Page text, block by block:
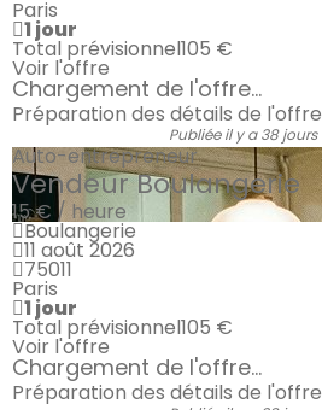
Paris
1 jour
Total prévisionnel105 €
Voir l'offre
Chargement de l'offre...
Préparation des détails de l'offre
Publiée il y a 38 jours
Auto-entrepreneur
Vendeur Boulangerie
15 € / heure
Boulangerie
11 août 2026
75011
Paris
1 jour
Total prévisionnel105 €
Voir l'offre
Chargement de l'offre...
Préparation des détails de l'offre